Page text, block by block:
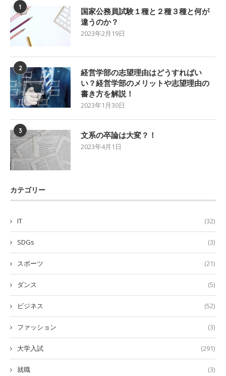
1
国家公務員試験１種と２種３種と何が
違うのか？
2023年2月19日
2
経営学部の志望理由はどうすればい
い？経営学部のメリットや志望理由の
書き方を解説！
2023年1月30日
3 文系の卒論は大変？！
2023年4月1日
カテゴリー
IT (32)
SDGs (3)
スポーツ (21)
ダンス (5)
ビジネス (52)
ファッション (3)
大学入試 (291)
就職 (3)